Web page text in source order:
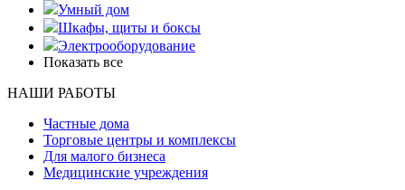
Умный дом
Шкафы, щиты и боксы
Электрооборудование
Показать все
НАШИ РАБОТЫ
Частные дома
Торговые центры и комплексы
Для малого бизнеса
Медицинские учреждения